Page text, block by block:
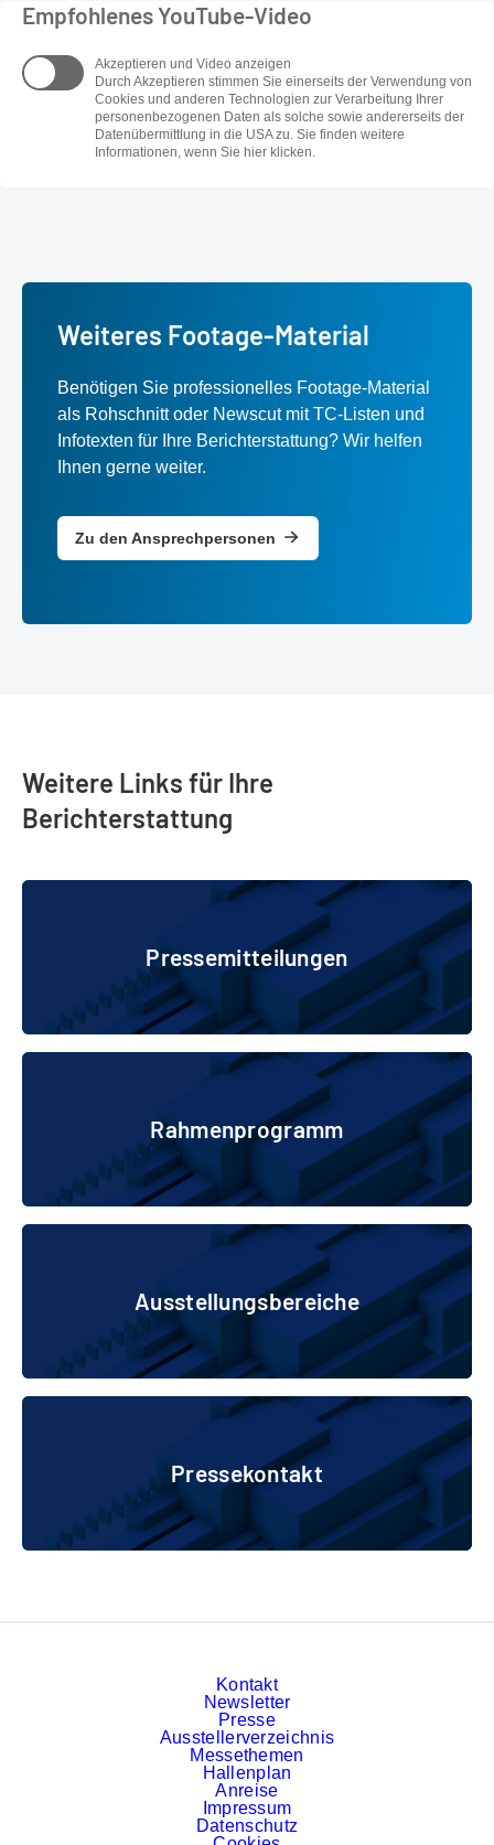
Empfohlenes YouTube-Video
Akzeptieren und Video anzeigen
Durch Akzeptieren stimmen Sie einerseits der Verwendung von
Cookies und anderen Technologien zur Verarbeitung Ihrer
personenbezogenen Daten als solche sowie andererseits der
Datenübermittlung in die USA zu. Sie finden weitere
Informationen, wenn Sie hier klicken.
Weiteres Footage-Material
Benötigen Sie professionelles Footage-Material
als Rohschnitt oder Newscut mit TC-Listen und
Infotexten für Ihre Berichterstattung? Wir helfen
Ihnen gerne weiter.
Zu den Ansprechpersonen
Weitere Links für Ihre
Berichterstattung
Pressemitteilungen
Pressemitteilungen
Rahmenprogramm
Rahmenprogramm
Ausstellungsbereiche
Ausstellungsbereiche
Pressekontakt
Pressekontakt
Kontakt
Newsletter
Presse
Ausstellerverzeichnis
Messethemen
Hallenplan
Anreise
Impressum
Datenschutz